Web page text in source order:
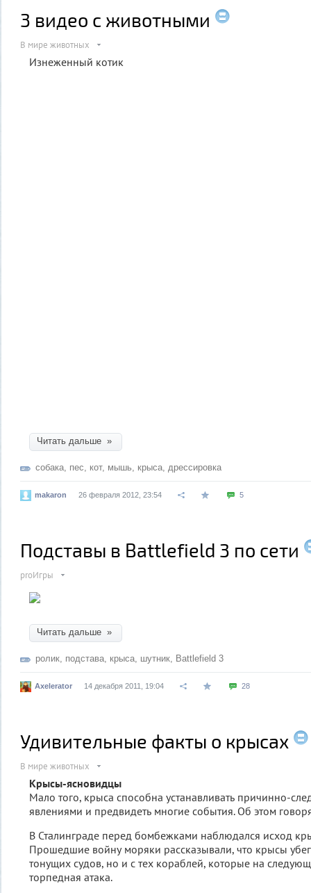
3 видео с животными
В мире животных
Изнеженный котик
Читать дальше »
собака пес кот, мышь крыса дрессировка
makaron 26 февраля 2012, 23:54 5
Подставы в Battlefield 3 по сети
proИгры
Читать дальше »
ролик подстава крыса шутник Battlefield 3
Axelerator 14 декабря 2011, 19:04 28
Удивительные факты о крысах
В мире животных
Крысы-ясновидцы
Мало того, крыса способна устанавливать причинно-
явлениями и предвидеть многие события. Об этом
В Сталинграде перед бомбежками наблюдался исход
Прошедшие войну моряки рассказывали, что крысы
тонущих судов, но и с тех кораблей, которые на
торпедная атака.